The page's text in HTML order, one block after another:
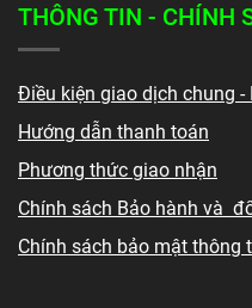
THÔNG TIN - CHÍNH
Điều kiện giao dịch chung
Hướng dẫn thanh toán
Phương thức giao nhận
Chính sách Bảo hành và
Chính sách bảo mật thông